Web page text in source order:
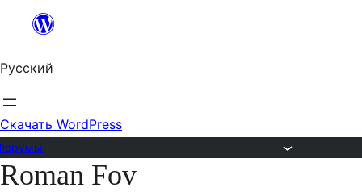
Перейти
содержимому
Русский
Скачать WordPress
Перейти
Roman Fov